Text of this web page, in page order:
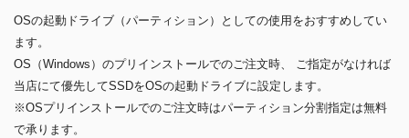
OSの起動ドライブ（パーティション）としての使用をおすすめしてい
ます。
OS（Windows）のプリインストールでのご注文時、 ご指定がなければ
当店にて優先してSSDをOSの起動ドライブに設定します。
※OSプリインストールでのご注文時はパーティション分割指定は無料
で承ります。